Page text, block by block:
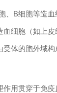
B细胞等造
细胞（如上
体的胞外域
用贯穿于免疫